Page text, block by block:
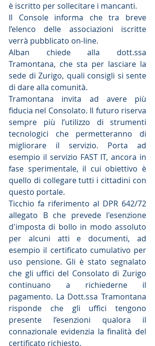
è iscritto per sollecitare i mancanti.
Il Console informa che tra breve
l’elenco delle associazioni iscritte
verrà pubblicato on-line.
Alban chiede alla dott.ssa
Tramontana, che sta per lasciare la
sede di Zurigo, quali consigli si sente
di dare alla comunità.
Tramontana invita ad avere più
fiducia nel Consolato. Il futuro riserva
sempre più l’utilizzo di strumenti
tecnologici che permetteranno di
migliorare il servizio. Porta ad
esempio il servizio FAST IT, ancora in
fase sperimentale, il cui obiettivo è
quello di collegare tutti i cittadini con
questo portale.
Ticchio fa riferimento al DPR 642/72
allegato B che prevede l'esenzione
d'imposta di bollo in modo assoluto
per alcuni atti e documenti, ad
esempio il certificato cumulativo per
uso pensione. Gli è stato segnalato
che gli uffici del Consolato di Zurigo
continuano a richiederne il
pagamento. La Dott.ssa Tramontana
risponde che gli uffici tengono
presente l’esenzioni qualora il
connazionale evidenzia la finalità del
certificato richiesto.